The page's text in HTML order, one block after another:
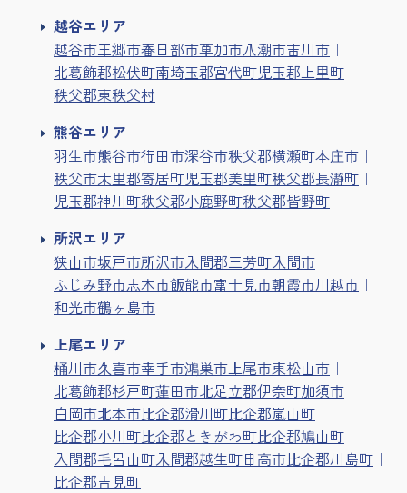
越谷エリア
越谷市三郷市春日部市草加市八潮市吉川市
北葛飾郡松伏町南埼玉郡宮代町児玉郡上里町
秩父郡東秩父村
熊谷エリア
羽生市熊谷市行田市深谷市秩父郡横瀬町本庄市
秩父市大里郡寄居町児玉郡美里町秩父郡長瀞町
児玉郡神川町秩父郡小鹿野町秩父郡皆野町
所沢エリア
狭山市坂戸市所沢市入間郡三芳町入間市
ふじみ野市志木市飯能市富士見市朝霞市川越市
和光市鶴ヶ島市
上尾エリア
桶川市久喜市幸手市鴻巣市上尾市東松山市
北葛飾郡杉戸町蓮田市北足立郡伊奈町加須市
白岡市北本市比企郡滑川町比企郡嵐山町
比企郡小川町比企郡ときがわ町比企郡鳩山町
入間郡毛呂山町入間郡越生町日高市比企郡川島町
比企郡吉見町